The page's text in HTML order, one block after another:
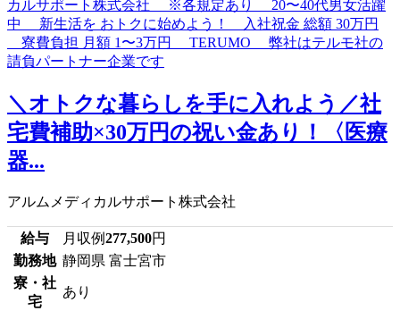
＼オトクな暮らしを手に入れよう／社
宅費補助×30万円の祝い金あり！〈医療
器...
アルムメディカルサポート株式会社
給与 月収例277,500円
勤務地 静岡県 富士宮市
寮・社
宅
あり